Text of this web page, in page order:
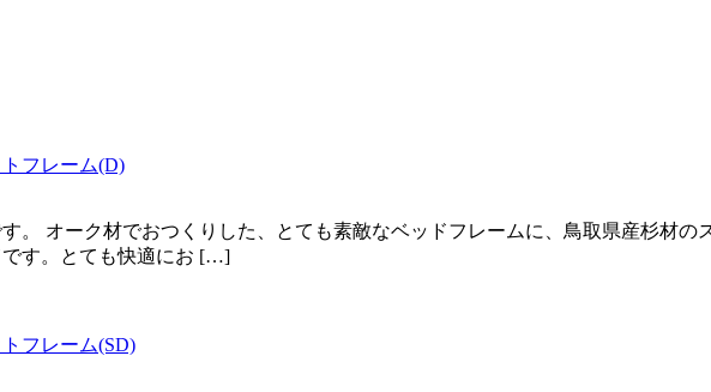
フレーム(D)
。 オーク材でおつくりした、とても素敵なベッドフレームに、鳥取県産杉材
す。とても快適にお […]
フレーム(SD)